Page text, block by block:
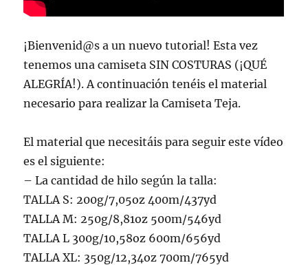
¡Bienvenid@s a un nuevo tutorial! Esta vez
tenemos una camiseta SIN COSTURAS (¡QUÉ
ALEGRÍA!). A continuación tenéis el material
necesario para realizar la Camiseta Teja.
El material que necesitáis para seguir este vídeo
es el siguiente:
– La cantidad de hilo según la talla:
TALLA S: 200g/7,05oz 400m/437yd
TALLA M: 250g/8,81oz 500m/546yd
TALLA L 300g/10,58oz 600m/656yd
TALLA XL: 350g/12,34oz 700m/765yd